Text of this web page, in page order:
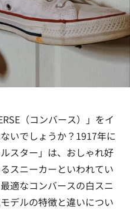
（コンバース）」をイ
いでしょうか？1917年に
スター」は、おしゃれ好
スニーカーといわれてい
適なコンバースの白スニ
デルの特徴と違いについ